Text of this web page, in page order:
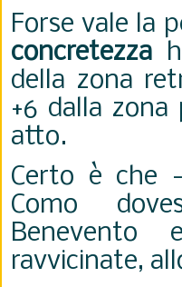
Forse vale la
concretezza
della zona
+6 dalla
atto.
Certo è che
Como
ravvicinate,